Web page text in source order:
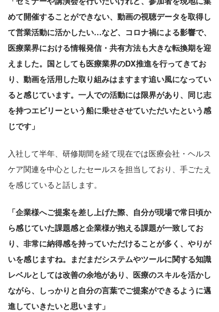
めて開催することができない、動画の視聴データを取得し
て営業活動に活かしたい…など、コロナ禍による影響で、
医療業界における情報発信・共有方法も大きな転換期を迎
えました。国としても医療業界のDX推進を行ってきてお
り、動画を活用した取り組みはますます追い風になってい
ると感じています。一人での活動には限界があり、同じ志
を持つエビリーという船に乗せさせていただいたという感
じです」
入社して半年、研修期間を経て現在では医療会社・ヘルス
ケア関連を中心としたセールスを担当しており、手ごたえ
を感じていると話します。
「企業様へご提案を差し上げた際、自分が現場で常日頃か
ら感じていた課題感と企業様が抱える課題が一致してお
り、非常に納得感を持っていただけることが多く、やりが
いを感じますね。まだまだシステムやツールに関する知識
レベルとしては改善の余地があり、医療のスキルを活かし
ながら、しっかりと自分の言葉でご提案ができるように邁
進していきたいと思います」